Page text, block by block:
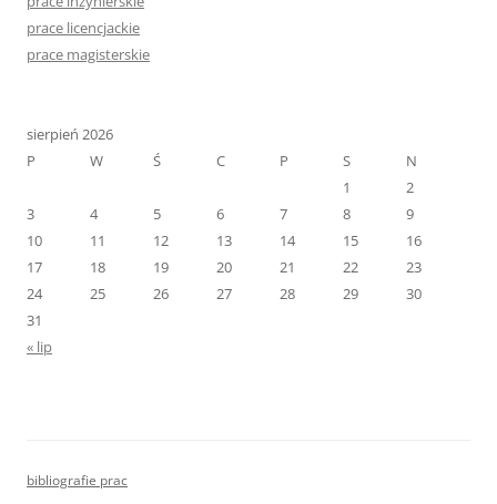
prace licencjackie
prace magisterskie
sierpień 2026
P
W Ś C P S
N
1
2
3
4 5 6 7 8
9
10
11 12 13 14 15
16
17
18 19 20 21 22
23
24
25 26 27 28 29
30
31
« lip
bibliografie prac